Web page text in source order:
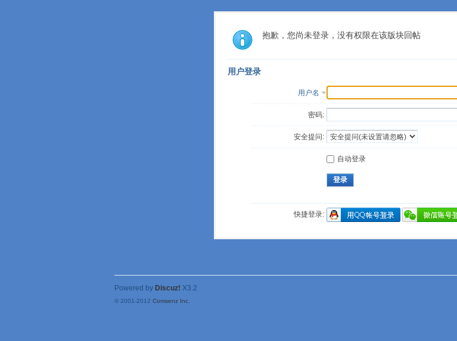
索
大发取钱 短筹码优势 澳门 永利
抱歉，您尚未登录，没有权限在该版块回帖
用户登录
用户名
密码:
安全提问:
自动登录
登录
快捷登录:
Powered by Discuz! X3.2
© 2001-2012 Comsenz Inc.